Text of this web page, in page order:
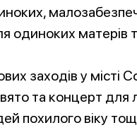
одиноких матерів
заходів у місті
та концерт
похилого віку